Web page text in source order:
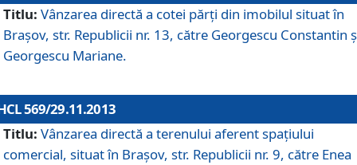
Titlu: Vânzarea directă a cotei părţi din imobilul situat în
Braşov, str. Republicii nr. 13, către Georgescu Constantin
Georgescu Mariane.
569/29.11.2013
Titlu: Vânzarea directă a terenului aferent spaţiului
comercial, situat în Braşov, str. Republicii nr. 9, către Enea